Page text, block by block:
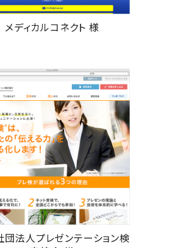
メディカルコネクト 様
団法人プレゼンテーション検